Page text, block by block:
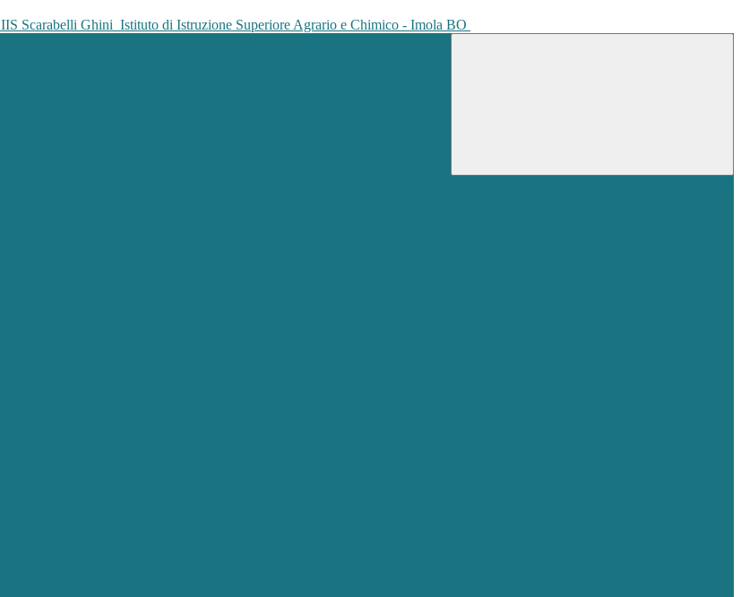
IIS Scarabelli Ghini Istituto di Istruzione Superiore Agrario e Chimico - Imola BO